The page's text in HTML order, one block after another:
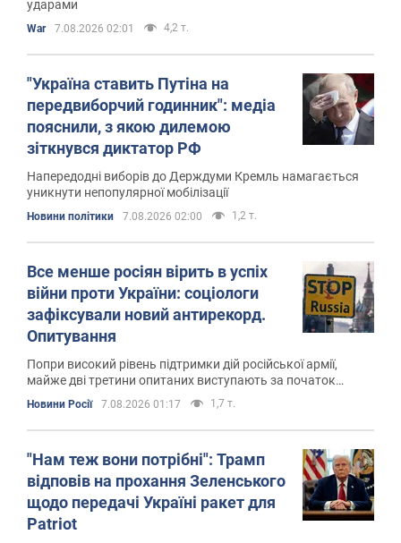
ударами
War 7.08.2026 02:01 4,2 т.
"Україна ставить Путіна на
передвиборчий годинник": медіа
пояснили, з якою дилемою
зіткнувся диктатор РФ
Напередодні виборів до Держдуми Кремль намагається
уникнути непопулярної мобілізації
Новини політики 7.08.2026 02:00 1,2 т.
Все менше росіян вірить в успіх
війни проти України: соціологи
зафіксували новий антирекорд.
Опитування
Попри високий рівень підтримки дій російської армії,
майже дві третини опитаних виступають за початок
мирних переговорів
Новини Росії 7.08.2026 01:17 1,7 т.
"Нам теж вони потрібні": Трамп
відповів на прохання Зеленського
щодо передачі Україні ракет для
Patriot